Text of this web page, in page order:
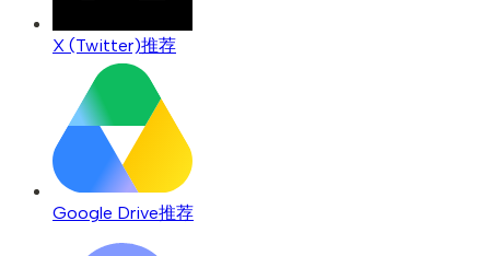
X (Twitter)推荐
Google Drive推荐